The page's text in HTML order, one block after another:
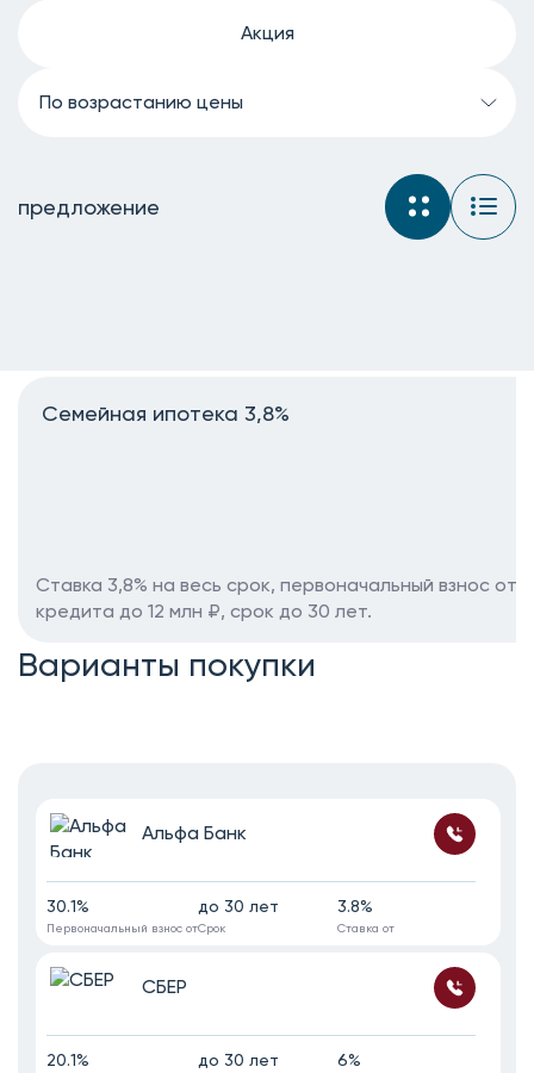
предложение
Акция
По возрастанию цены
Семейная ипотека 3,8%
Ставка 3,8% на весь срок, первоначальный взнос от
кредита до 12 млн ₽, срок до 30 лет.
Варианты покупки
Альфа Банк
Ставка от
3.8%
Первоначальный взнос от
30.1%
Срок
до 30 лет
СБЕР
6%
20.1% до 30 лет